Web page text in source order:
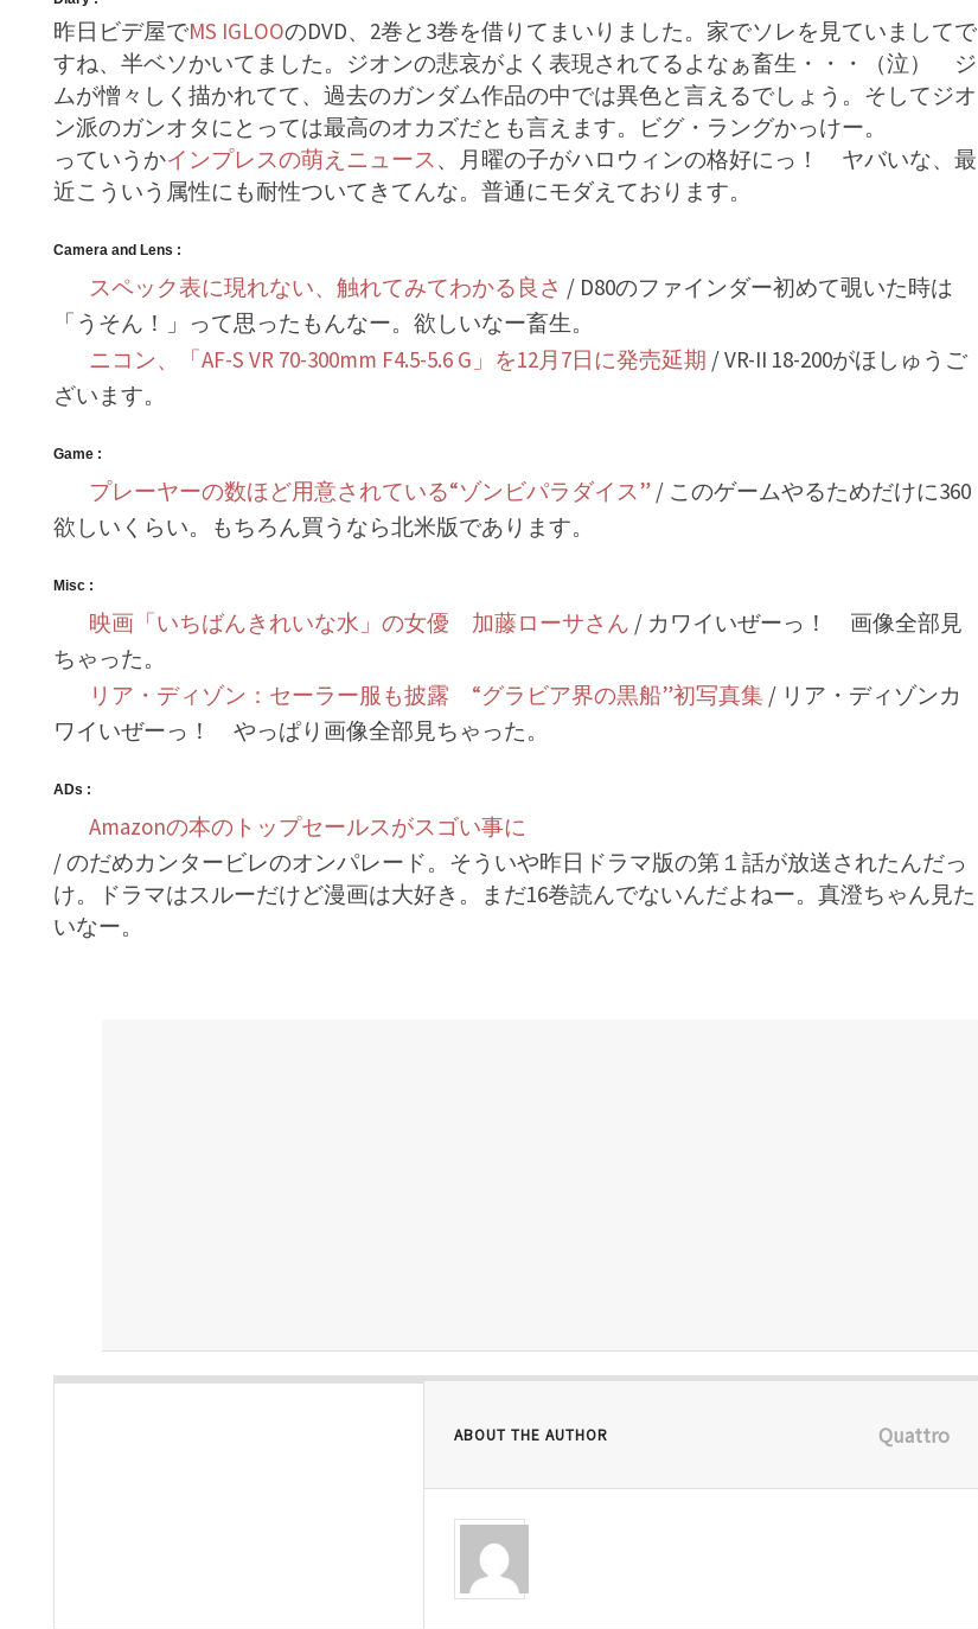
昨日ビデ屋でMS IGLOOのDVD、2巻と3巻を借りてまいりました。家でソレを見ていましてで
すね、半ベソかいてました。ジオンの悲哀がよく表現されてるよなぁ畜生・・・（泣） ジ
ムが憎々しく描かれてて、過去のガンダム作品の中では異色と言えるでしょう。そしてジオ
ン派のガンオタにとっては最高のオカズだとも言えます。ビグ・ラングかっけー。
っていうかインプレスの萌えニュース、月曜の子がハロウィンの格好にっ！ ヤバいな、最
近こういう属性にも耐性ついてきてんな。普通にモダえております。
Camera and Lens :
スペック表に現れない、触れてみてわかる良さ / D80のファインダー初めて覗いた時は
「うそん！」って思ったもんなー。欲しいなー畜生。
ニコン、「AF-S VR 70-300mm F4.5-5.6 G」を12月7日に発売延期 / VR-II 18-200がほしゅうご
ざいます。
Game :
プレーヤーの数ほど用意されている“ゾンビパラダイス” / このゲームやるためだけに360
欲しいくらい。もちろん買うなら北米版であります。
Misc :
映画「いちばんきれいな水」の女優 加藤ローサさん / カワイいぜーっ！ 画像全部見
ちゃった。
リア・ディゾン：セーラー服も披露 “グラビア界の黒船”初写真集 / リア・ディゾンカ
ワイいぜーっ！ やっぱり画像全部見ちゃった。
ADs :
Amazonの本のトップセールスがスゴい事に
/ のだめカンタービレのオンパレード。そういや昨日ドラマ版の第１話が放送されたんだっ
け。ドラマはスルーだけど漫画は大好き。まだ16巻読んでないんだよねー。真澄ちゃん見た
いなー。
ABOUT THE AUTHOR Quattro